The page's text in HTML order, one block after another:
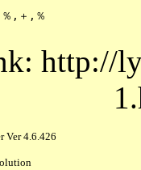
http://
Ver 4.6.426